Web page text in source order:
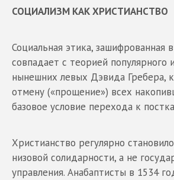
СОЦИАЛИЗМ КАК ХРИСТИАНСТВО
Социальная этика, зашифрованная
совпадает с теорией популярного
нынешних левых Дэвида Гребера,
отмену («прощение») всех
базовое условие перехода к
Христианство регулярно
низовой солидарности, а не
управления. Анабаптисты в 1534